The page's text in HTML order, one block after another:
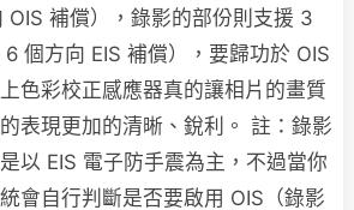
OIS 補償），錄影的部份則支援 3
個方向 EIS 補償），要歸功於 OIS
色彩校正感應器真的讓相片的畫質
表現更加的清晰、銳利。 註：錄影
以 EIS 電子防手震為主，不過當你
會自行判斷是否要啟用 OIS（錄影